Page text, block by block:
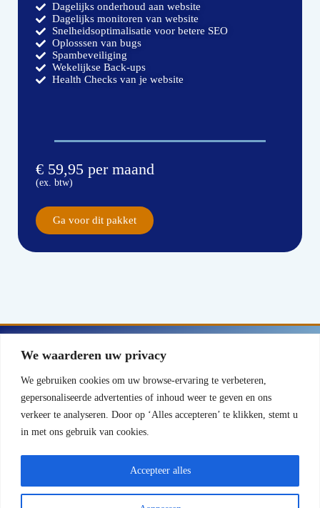
We waarderen uw privacy
We gebruiken cookies om uw browse-ervaring te verbeteren,
gepersonaliseerde advertenties of inhoud weer te geven en ons
verkeer te analyseren. Door op ‘Alles accepteren’ te klikken, stemt u
in met ons gebruik van cookies.
Accepteer alles
Dagelijks onderhoud aan website
Dagelijks monitoren van website
Snelheidsoptimalisatie voor betere SEO
Oplosssen van bugs
Spambeveiliging
Wekelijkse Back-ups
Health Checks van je website
€ 59,95 per maand
(ex. btw)
Ga voor dit pakket
Contact
Wellicht kunnen wij wat voor jou betekenen.
Neem vrijblijvend contact met ons op!
Neem Contact Op